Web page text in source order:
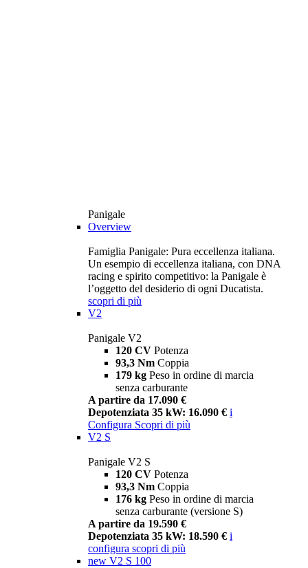
Panigale
Overview
Famiglia Panigale: Pura eccellenza italiana.
Un esempio di eccellenza italiana, con DNA
racing e spirito competitivo: la Panigale è
l’oggetto del desiderio di ogni Ducatista.
scopri di più
V2
Panigale V2
120 CV Potenza
93,3 Nm Coppia
179 kg Peso in ordine di marcia
senza carburante
A partire da 17.090 €
Depotenziata 35 kW: 16.090 € i
Configura Scopri di più
V2 S
Panigale V2 S
120 CV Potenza
93,3 Nm Coppia
176 kg Peso in ordine di marcia
senza carburante (versione S)
A partire da 19.590 €
Depotenziata 35 kW: 18.590 € i
configura scopri di più
new V2 S 100